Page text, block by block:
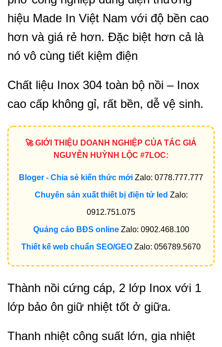
hiệu Made In Việt Nam với độ bền cao
hơn và giá rẻ hơn. Đặc biệt hơn cả là
nó vô cùng tiết kiệm điện
Chất liệu Inox 304 toàn bộ nồi – Inox
cao cấp không gỉ, rất bền, dễ vệ sinh.
🚀 GIỚI THIỆU DOANH NGHIỆP CỦA TÁC GIẢ
NGUYỄN HUỲNH LỘC #7LOC:
Bloger - Chia sẻ kiến thức mới Zalo: 0778.777.777
Chuyên sản xuất thiết bị điện tử led Zalo:
0912.751.075
Quảng cáo BĐS onlineZalo: 0902.468.100
Thiết kế web chuẩn SEO/GEO Zalo: 056789.5670
Thành nồi cứng cáp, 2 lớp Inox với 1
lớp bảo ôn giữ nhiệt tốt ở giữa.
Thanh nhiệt công suất lớn, gia nhiệt